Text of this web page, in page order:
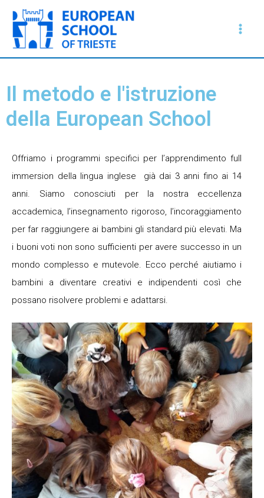
contenuto
Il metodo e l'istruzione
della European School
Offriamo i programmi specifici per l’apprendimento full
immersion della lingua inglese già dai 3 anni fino ai 14
anni. Siamo conosciuti per la nostra eccellenza
accademica, l’insegnamento rigoroso, l’incoraggiamento
per far raggiungere ai bambini gli standard più elevati. Ma
i buoni voti non sono sufficienti per avere successo in un
mondo complesso e mutevole. Ecco perché aiutiamo i
bambini a diventare creativi e indipendenti così che
possano risolvere problemi e adattarsi.